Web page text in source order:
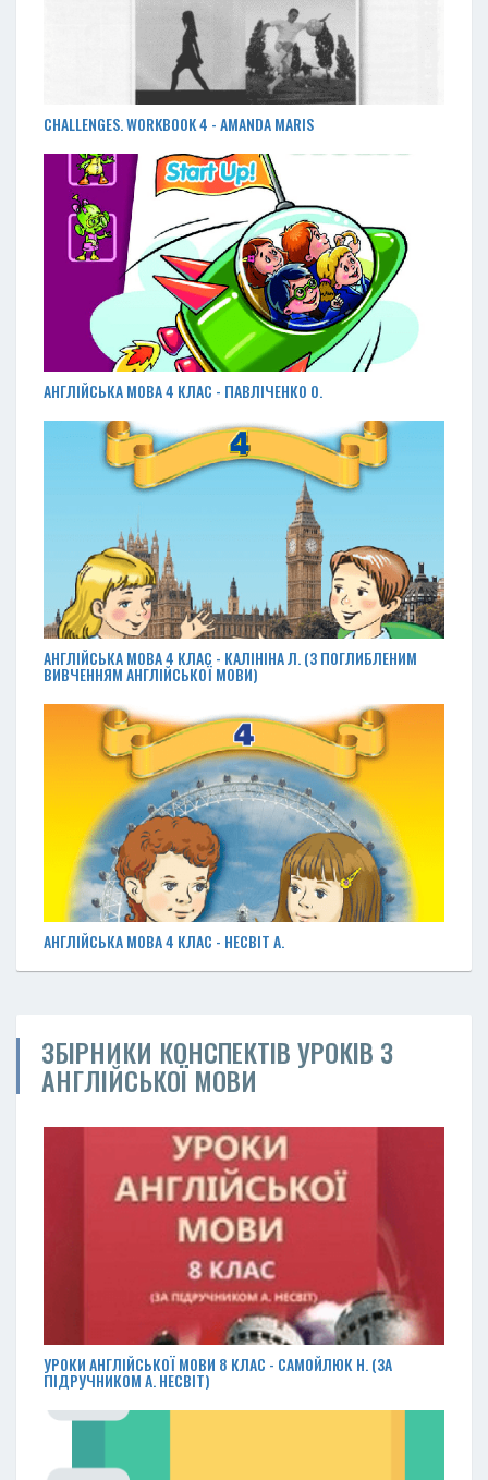
CHALLENGES. WORKBOOK 4 - AMANDA MARIS
АНГЛІЙСЬКА МОВА 4 КЛАС - ПАВЛІЧЕНКО О.
АНГЛІЙСЬКА МОВА 4 КЛАС - КАЛІНІНА Л. (З ПОГЛИБЛЕНИМ
ВИВЧЕННЯМ АНГЛІЙСЬКОЇ МОВИ)
АНГЛІЙСЬКА МОВА 4 КЛАС - НЕСВІТ А.
ЗБІРНИКИ КОНСПЕКТІВ УРОКІВ З
АНГЛІЙСЬКОЇ МОВИ
УРОКИ АНГЛІЙСЬКОЇ МОВИ 8 КЛАС - САМОЙЛЮК Н. (ЗА
ПІДРУЧНИКОМ А. НЕСВІТ)